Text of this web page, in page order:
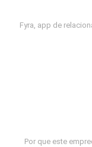
Fyra, app de
Por que este